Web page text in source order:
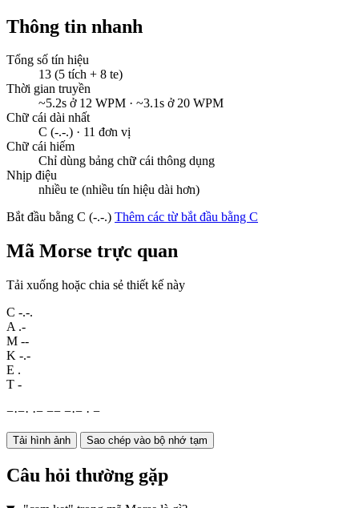
Thông tin nhanh
Tổng số tín hiệu
13 (5 tích + 8 te)
Thời gian truyền
~5.2s ở 12 WPM · ~3.1s ở 20 WPM
Chữ cái dài nhất
C (-.-.) · 11 đơn vị
Chữ cái hiếm
Chỉ dùng bảng chữ cái thông dụng
Nhịp điệu
nhiều te (nhiều tín hiệu dài hơn)
Bắt đầu bằng C (-.-.) Thêm các từ bắt đầu bằng C
Mã Morse trực quan
Tải xuống hoặc chia sẻ thiết kế này
C -.-.
A .-
M --
K -.-
E .
T -
−·−· ·− −− −·− · −
Tải hình ảnh Sao chép vào bộ nhớ tạm
Câu hỏi thường gặp